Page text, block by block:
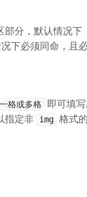
分，默认情况
下必须同命，且
格或多格 即可填
指定非 img 格式